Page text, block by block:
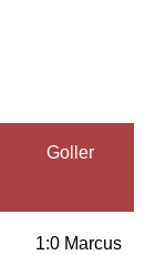
Goller
1:0 Marcus